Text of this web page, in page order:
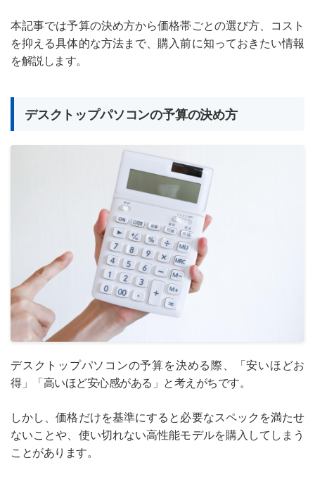
本記事では予算の決め方から価格帯ごとの選び方、コスト
を抑える具体的な方法まで、購入前に知っておきたい情報
を解説します。
デスクトップパソコンの予算の決め方
デスクトップパソコンの予算を決める際、「安いほどお
得」「高いほど安心感がある」と考えがちです。
しかし、価格だけを基準にすると必要なスペックを満たせ
ないことや、使い切れない高性能モデルを購入してしまう
ことがあります。